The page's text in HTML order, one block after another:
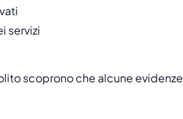
servizi
scoprono che alcune evidenze